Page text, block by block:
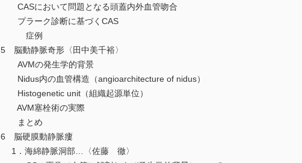
CASにおいて問題となる頭蓋内外血管吻合
プラーク診断に基づくCAS
症例
5 脳動静脈奇形〈田中美千裕〉
AVMの発生学的背景
Nidus内の血管構造（angioarchitecture of nidus）
Histogenetic unit（組織起源単位）
AVM塞栓術の実際
まとめ
6 脳硬膜動静脈瘻
1．海綿静脈洞部…〈佐藤 徹〉